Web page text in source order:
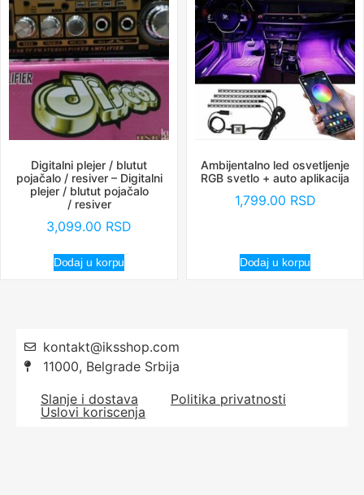
Digitalni plejer / blutut
pojačalo / resiver – Digitalni
plejer / blutut pojačalo
/ resiver
3,099.00 RSD
Dodaj u korpu
Ambijentalno led osvetljenje
RGB svetlo + auto aplikacija
1,799.00 RSD
Dodaj u korpu
kontakt@iksshop.com
11000, Belgrade Srbija
Slanje i dostava
Politika privatnosti
Uslovi koriscenja